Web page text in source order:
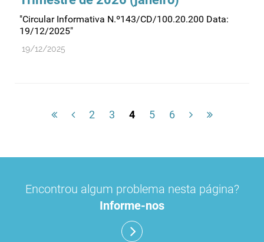
"Circular Informativa N.º143/CD/100.20.200 Data:
19/12/2025"
19/12/2025
2 3 4 5 6
Encontrou algum problema nesta página?
Informe-nos